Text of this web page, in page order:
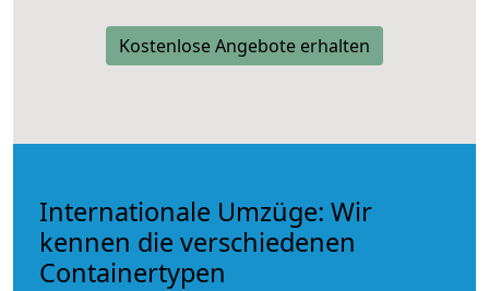
Kostenlose Angebote erhalten
Internationale Umzüge: Wir
kennen die verschiedenen
Containertypen